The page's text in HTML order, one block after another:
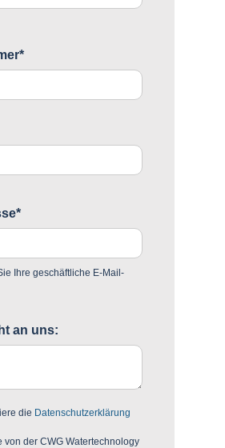
Ihre geschäftliche E-Mail-
an uns:
die Datenschutzerklärung
von der CWG Watertechnology